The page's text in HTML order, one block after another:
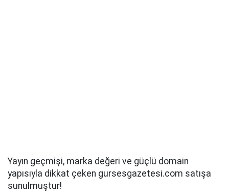
Yayın geçmişi, marka değeri ve güçlü domain
yapısıyla dikkat çeken gursesgazetesi.com satışa
sunulmuştur!